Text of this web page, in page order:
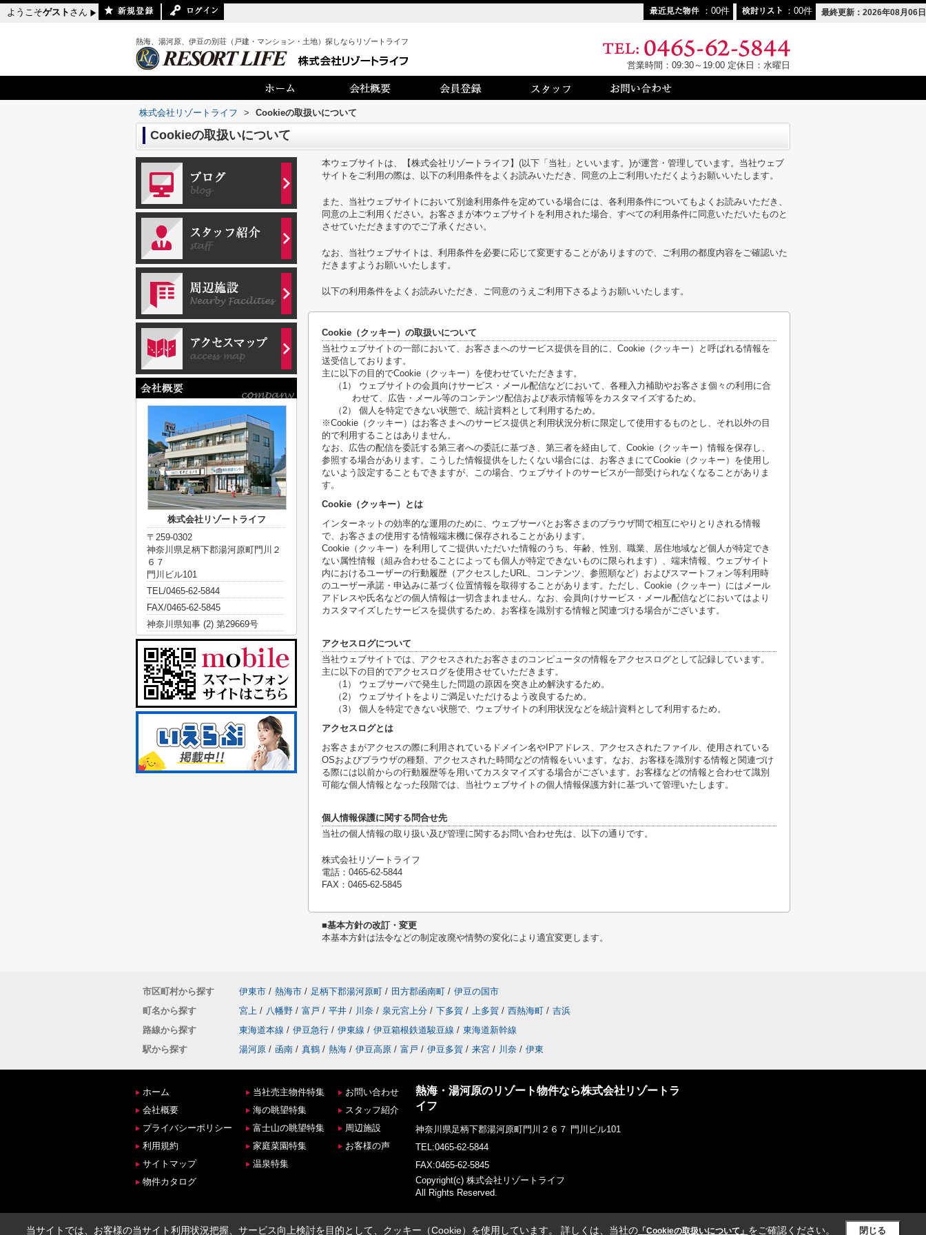
ようこそゲスト さん 00 00 最終更新：2026年08月06日
熱海、湯河原、伊豆の別荘（戸建・マンション・土地）探しならリゾートライフ
営業時間：09:30～19:00 定休日：水曜日
株式会社リゾートライフ > Cookieの取扱いについて
Cookieの取扱いについて
本ウェブサイトは、【株式会社リゾートライフ】(以下「当社」といいます。)が運営・管理しています。当社ウェブ
サイトをご利用の際は、以下の利用条件をよくお読みいただき、同意の上ご利用いただくようお願いいたします。
また、当社ウェブサイトにおいて別途利用条件を定めている場合には、各利用条件についてもよくお読みいただき、
同意の上ご利用ください。お客さまが本ウェブサイトを利用された場合、すべての利用条件に同意いただいたものと
させていただきますのでご了承ください。
なお、当社ウェブサイトは、利用条件を必要に応じて変更することがありますので、ご利用の都度内容をご確認いた
だきますようお願いいたします。
以下の利用条件をよくお読みいただき、ご同意のうえご利用下さるようお願いいたします。
Cookie（クッキー）の取扱いについて
当社ウェブサイトの一部において、お客さまへのサービス提供を目的に、Cookie（クッキー）と呼ばれる情報を
送受信しております。
主に以下の目的でCookie（クッキー）を使わせていただきます。
（1） ウェブサイトの会員向けサービス・メール配信などにおいて、各種入力補助やお客さま個々の利用に合
わせて、広告・メール等のコンテンツ配信および表示情報等をカスタマイズするため。
（2） 個人を特定できない状態で、統計資料として利用するため。
※Cookie（クッキー）はお客さまへのサービス提供と利用状況分析に限定して使用するものとし、それ以外の目
的で利用することはありません。
なお、広告の配信を委託する第三者への委託に基づき、第三者を経由して、Cookie（クッキー）情報を保存し、
参照する場合があります。こうした情報提供をしたくない場合には、お客さまにてCookie（クッキー）を使用し
ないよう設定することもできますが、この場合、ウェブサイトのサービスが一部受けられなくなることがありま
す。
Cookie（クッキー）とは
インターネットの効率的な運用のために、ウェブサーバとお客さまのブラウザ間で相互にやりとりされる情報
で、お客さまの使用する情報端末機に保存されることがあります。
Cookie（クッキー）を利用してご提供いただいた情報のうち、年齢、性別、職業、居住地域など個人が特定でき
ない属性情報（組み合わせることによっても個人が特定できないものに限られます）、端末情報、ウェブサイト
内におけるユーザーの行動履歴（アクセスしたURL、コンテンツ、参照順など）およびスマートフォン等利用時
のユーザー承諾・申込みに基づく位置情報を取得することがあります。ただし、Cookie（クッキー）にはメール
アドレスや氏名などの個人情報は一切含まれません。なお、会員向けサービス・メール配信などにおいてはより
カスタマイズしたサービスを提供するため、お客様を識別する情報と関連づける場合がございます。
アクセスログについて
当社ウェブサイトでは、アクセスされたお客さまのコンピュータの情報をアクセスログとして記録しています。
主に以下の目的でアクセスログを使用させていただきます。
（1） ウェブサーバで発生した問題の原因を突き止め解決するため。
（2） ウェブサイトをよりご満足いただけるよう改良するため。
（3） 個人を特定できない状態で、ウェブサイトの利用状況などを統計資料として利用するため。
アクセスログとは
お客さまがアクセスの際に利用されているドメイン名やIPアドレス、アクセスされたファイル、使用されている
OSおよびブラウザの種類、アクセスされた時間などの情報をいいます。なお、お客様を識別する情報と関連づけ
る際には以前からの行動履歴等を用いてカスタマイズする場合がございます。お客様などの情報と合わせて識別
可能な個人情報となった段階では、当社ウェブサイトの個人情報保護方針に基づいて管理いたします。
個人情報保護に関する問合せ先
当社の個人情報の取り扱い及び管理に関するお問い合わせ先は、以下の通りです。
株式会社リゾートライフ
電話：0465-62-5844
FAX：0465-62-5845
■基本方針の改訂・変更
本基本方針は法令などの制定改廃や情勢の変化により適宜変更します。
株式会社リゾートライフ
〒259-0302
神奈川県足柄下郡湯河原町門川２
６７
門川ビル101
TEL/0465-62-5844
FAX/0465-62-5845
神奈川県知事 (2) 第29669号
市区町村から探す 伊東市 / 熱海市 / 足柄下郡湯河原町 / 田方郡函南町 / 伊豆の国市
町名から探す
宮上 / 八幡野 / 富戸 / 平井 / 川奈 / 泉元宮上分 / 下多賀 / 上多賀 / 西熱海町 / 吉浜
路線から探す
東海道本線 / 伊豆急行 / 伊東線 / 伊豆箱根鉄道駿豆線 / 東海道新幹線
駅から探す
湯河原 / 函南 / 真鶴 / 熱海 / 伊豆高原 / 富戸 / 伊豆多賀 / 来宮 / 川奈 / 伊東
ホーム
会社概要
プライバシーポリシー
利用規約
サイトマップ
物件カタログ
当社売主物件特集
海の眺望特集
富士山の眺望特集
家庭菜園特集
温泉特集
お問い合わせ
スタッフ紹介
周辺施設
お客様の声
熱海・湯河原のリゾート物件なら株式会社リゾートラ
イフ
神奈川県足柄下郡湯河原町門川２６７ 門川ビル101
TEL:0465-62-5844
FAX:0465-62-5845
Copyright(c) 株式会社リゾートライフ
All Rights Reserved.
当サイトでは、お客様の当サイト利用状況把握、サービス向上検討を目的として、クッキー（Cookie）を使用しています。 詳しくは、当社の「Cookieの取扱いについて」 をご確認ください。 閉じる